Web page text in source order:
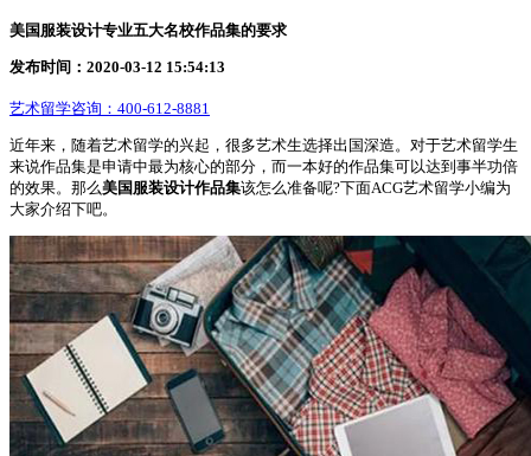
美国服装设计专业五大名校作品集的要求
发布时间：2020-03-12 15:54:13
艺术留学咨询： 400-612-8881
近年来，随着艺术留学的兴起，很多艺术生选择出国深造。对于艺术留学生
来说作品集是申请中最为核心的部分，而一本好的作品集可以达到事半功倍
的效果。那么美国服装设计作品集该怎么准备呢?下面ACG艺术留学小编为
大家介绍下吧。